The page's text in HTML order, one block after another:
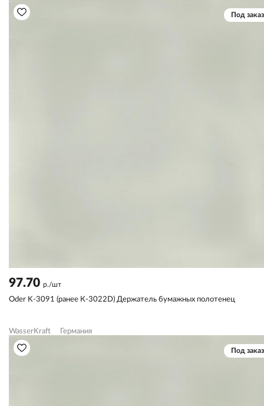
Под заказ
97.70 р./шт
Oder K-3091 (ранее К-3022D) Держатель бумажных полотенец
WasserKraft Германия
Под заказ